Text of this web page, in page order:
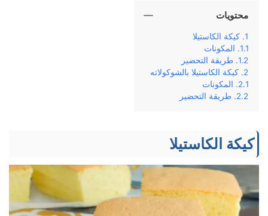
محتويات
كيكة الكاستيلا
المكونات
طريقة التحضير
كيكة الكاستيلا بالشوكولاته
المكونات
طريقة التحضير
كيكة الكاستيلا